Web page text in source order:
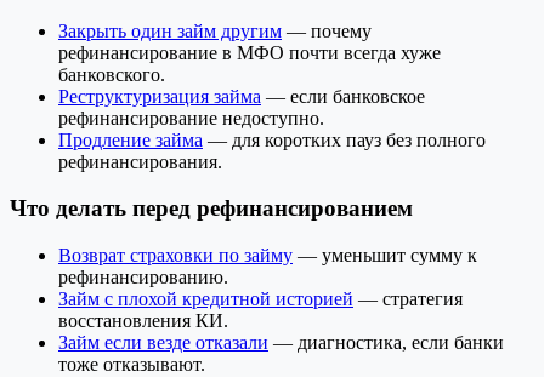
Закрыть один займ другим — почему
рефинансирование в МФО почти всегда хуже
банковского.
Реструктуризация займа — если банковское
рефинансирование недоступно.
Продление займа — для коротких пауз без полного
рефинансирования.
Что делать перед рефинансированием
Возврат страховки по займу — уменьшит сумму к
рефинансированию.
Займ с плохой кредитной историей — стратегия
восстановления КИ.
Займ если везде отказали — диагностика, если банки
тоже отказывают.